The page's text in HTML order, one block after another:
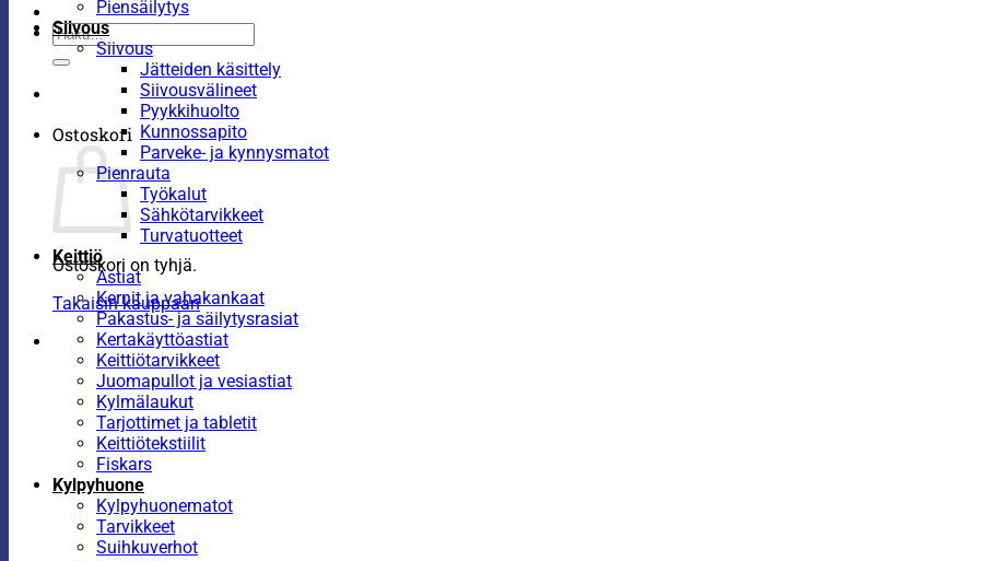
Etsi:
Ostoskori
Ostoskori on tyhjä.
Takaisin kauppaan
Piensäilytys
Siivous
Siivous
Jätteiden käsittely
Siivousvälineet
Pyykkihuolto
Kunnossapito
Parveke- ja kynnysmatot
Pienrauta
Työkalut
Sähkötarvikkeet
Turvatuotteet
Keittiö
Astiat
Kernit ja vahakankaat
Pakastus- ja säilytysrasiat
Kertakäyttöastiat
Keittiötarvikkeet
Juomapullot ja vesiastiat
Kylmälaukut
Tarjottimet ja tabletit
Keittiötekstiilit
Fiskars
Kylpyhuone
Kylpyhuonematot
Tarvikkeet
Suihkuverhot